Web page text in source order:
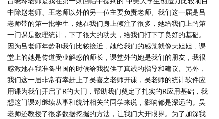
中除赵老师、王老师以外的另一位主要负责老师。我们这一届是吕
老师带的第一批学生，她在我们身上倾注了很多，她给我们上的第
一门课是数理统计，下了很大的功夫，给我们打下了良好的基础。
因为吕老师年龄和我们比较接近，她给我们的感觉就像大姐姐，课
堂上的她是传道受业解惑的师长，课堂外的她是我们的朋友，我很
感激她在我准备出国的时候给我提供了真诚的指导和建议。另外，
我们这一届非常有幸赶上了吴喜之老师开课，吴老师的统计软件应
用课为我们开启了R的大门，帮助我们奠定了扎实的R应用基础，我
想这门课对继续从事和统计相关的同学来说，影响都是深远的。吴
老师还教授了很多数据挖掘的方法，让我们大开眼界。为了加深我